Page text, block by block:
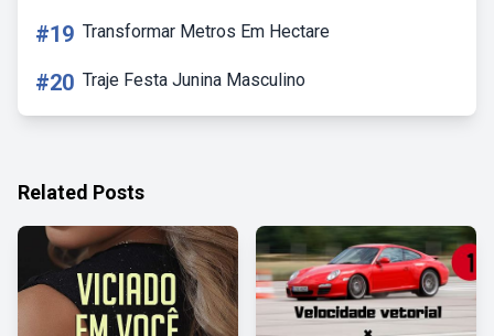
#19 Transformar Metros Em Hectare
#20 Traje Festa Junina Masculino
Related Posts